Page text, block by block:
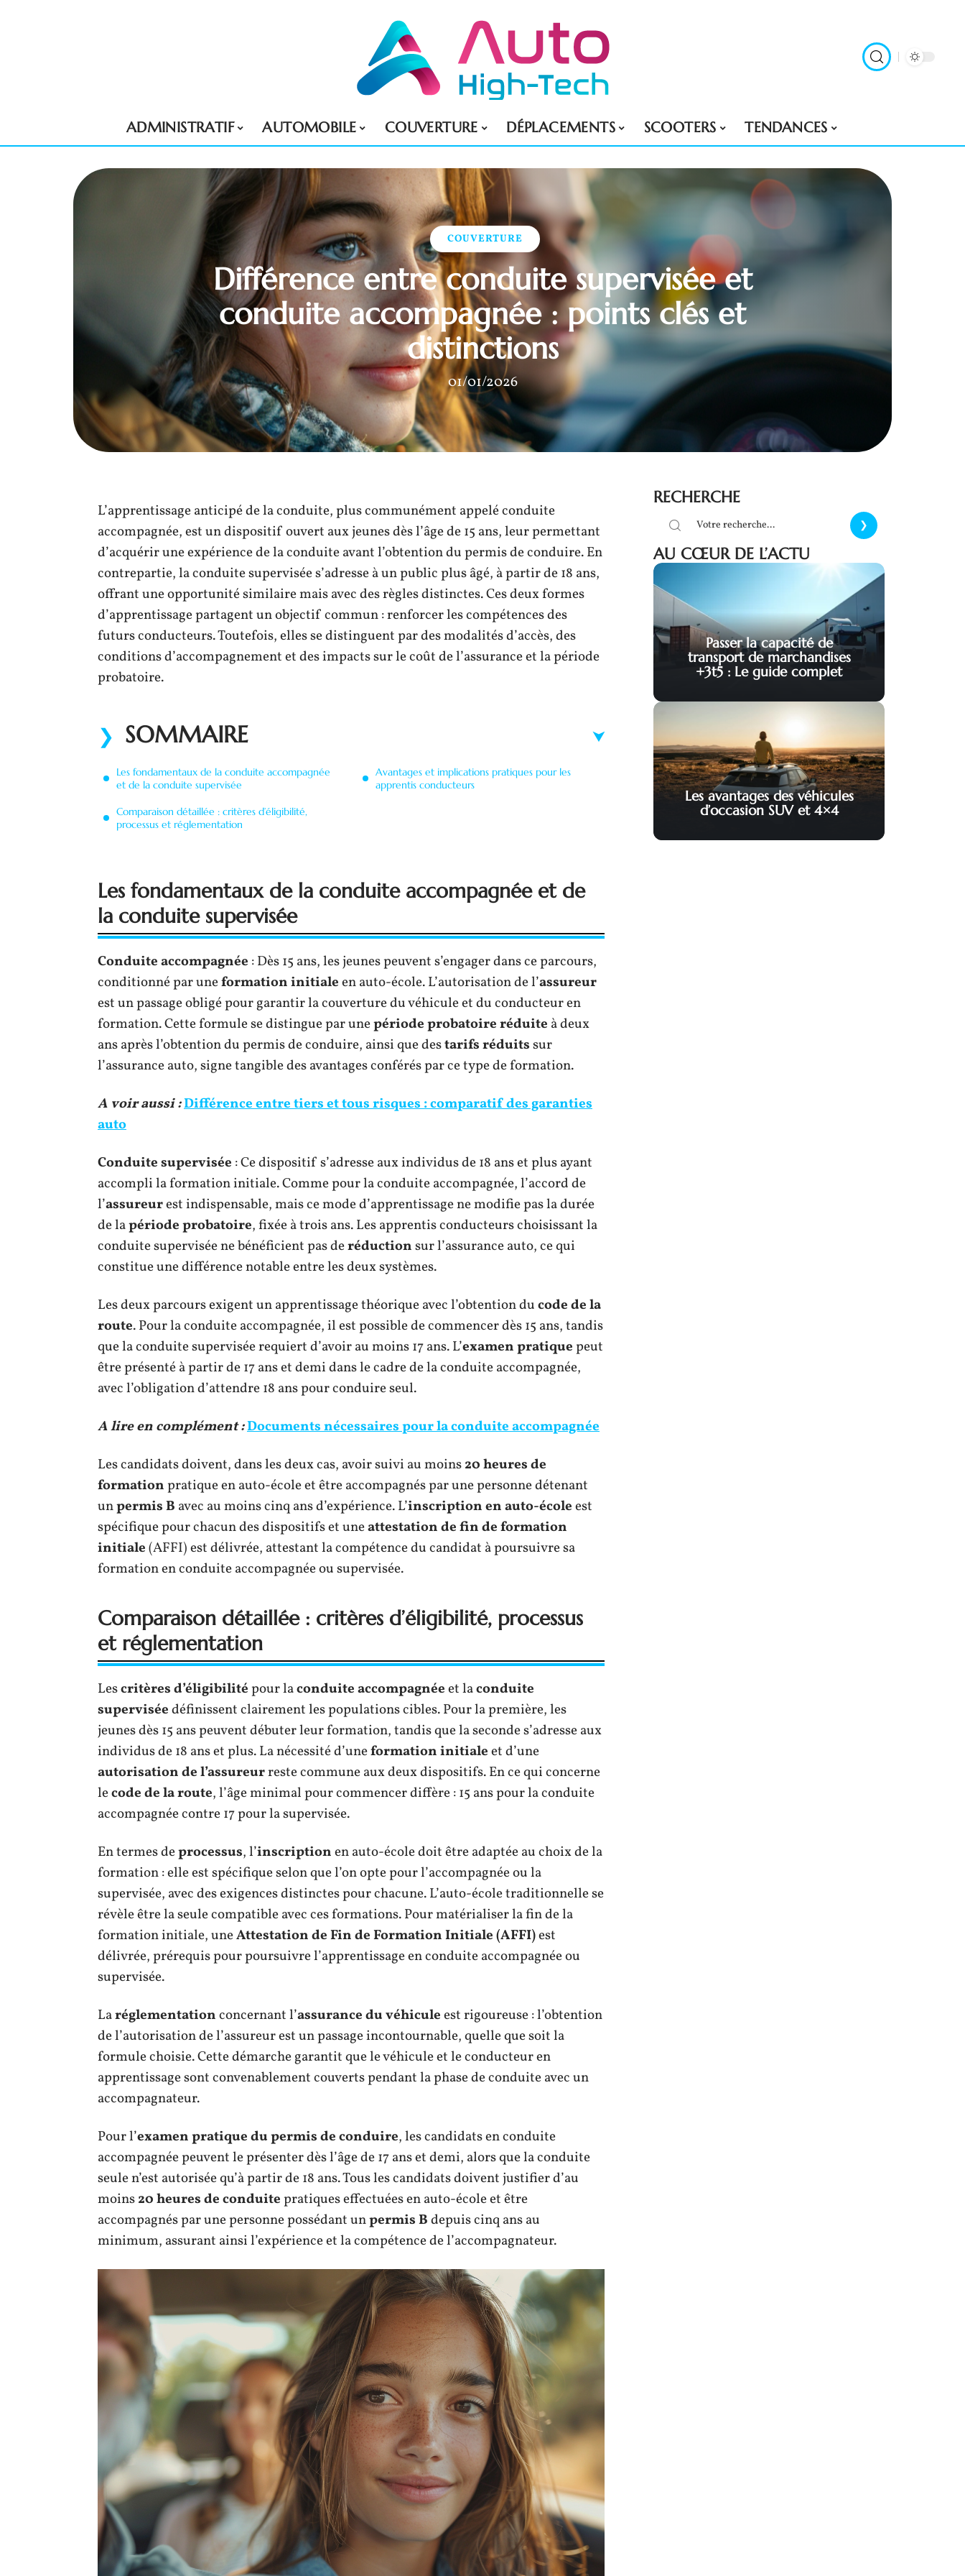
ADMINISTRATIF AUTOMOBILE COUVERTURE DÉPLACEMENTS SCOOTERS TENDANCES
COUVERTURE
Différence entre conduite supervisée et
conduite accompagnée : points clés et
distinctions
01/01/2026
L’apprentissage anticipé de la conduite, plus communément appelé conduite
accompagnée, est un dispositif ouvert aux jeunes dès l’âge de 15 ans, leur permettant
d’acquérir une expérience de la conduite avant l’obtention du permis de conduire. En
contrepartie, la conduite supervisée s’adresse à un public plus âgé, à partir de 18 ans,
offrant une opportunité similaire mais avec des règles distinctes. Ces deux formes
d’apprentissage partagent un objectif commun : renforcer les compétences des
futurs conducteurs. Toutefois, elles se distinguent par des modalités d’accès, des
conditions d’accompagnement et des impacts sur le coût de l’assurance et la période
probatoire.
SOMMAIRE
Les fondamentaux de la conduite accompagnée
et de la conduite supervisée
Comparaison détaillée : critères d’éligibilité,
processus et réglementation
Avantages et implications pratiques pour les
apprentis conducteurs
Les fondamentaux de la conduite accompagnée et de
la conduite supervisée
Conduite accompagnée : Dès 15 ans, les jeunes peuvent s’engager dans ce parcours,
conditionné par uneformation initialeen auto-école. L’autorisation de l’assureur
est un passage obligé pour garantir la couverture du véhicule et du conducteur en
formation. Cette formule se distingue par unepériode probatoire réduite à deux
ans après l’obtention du permis de conduire, ainsi que destarifs réduitssur
l’assurance auto, signe tangible des avantages conférés par ce type de formation.
A voir aussi :Différence entre tiers et tous risques : comparatif des garanties
auto
Conduite supervisée : Ce dispositif s’adresse aux individus de 18 ans et plus ayant
accompli la formation initiale. Comme pour la conduite accompagnée, l’accord de
l’assureurest indispensable, mais ce mode d’apprentissage ne modifie pas la durée
de lapériode probatoire, fixée à trois ans. Les apprentis conducteurs choisissant la
conduite supervisée ne bénéficient pas deréductionsur l’assurance auto, ce qui
constitue une différence notable entre les deux systèmes.
Les deux parcours exigent un apprentissage théorique avec l’obtention ducode de la
route. Pour la conduite accompagnée, il est possible de commencer dès 15 ans, tandis
que la conduite supervisée requiert d’avoir au moins 17 ans. L’examen pratiquepeut
être présenté à partir de 17 ans et demi dans le cadre de la conduite accompagnée,
avec l’obligation d’attendre 18 ans pour conduire seul.
A lire en complément :Documents nécessaires pour la conduite accompagnée
Les candidats doivent, dans les deux cas, avoir suivi au moins20 heures de
formationpratique en auto-école et être accompagnés par une personne détenant
unpermis B avec au moins cinq ans d’expérience. L’inscription en auto-écoleest
spécifique pour chacun des dispositifs et uneattestation de fin de formation
initiale(AFFI) est délivrée, attestant la compétence du candidat à poursuivre sa
formation en conduite accompagnée ou supervisée.
Comparaison détaillée : critères d’éligibilité, processus
et réglementation
Lescritères d’éligibilitépour laconduite accompagnéeet laconduite
superviséedéfinissent clairement les populations cibles. Pour la première, les
jeunes dès 15 ans peuvent débuter leur formation, tandis que la seconde s’adresse aux
individus de 18 ans et plus. La nécessité d’uneformation initialeet d’une
autorisation de l’assureurreste commune aux deux dispositifs. En ce qui concerne
lecode de la route, l’âge minimal pour commencer diffère : 15 ans pour la conduite
accompagnée contre 17 pour la supervisée.
En termes deprocessus, l’inscriptionen auto-école doit être adaptée au choix de la
formation : elle est spécifique selon que l’on opte pour l’accompagnée ou la
supervisée, avec des exigences distinctes pour chacune. L’auto-école traditionnelle se
révèle être la seule compatible avec ces formations. Pour matérialiser la fin de la
formation initiale, uneAttestation de Fin de Formation Initiale (AFFI)est
délivrée, prérequis pour poursuivre l’apprentissage en conduite accompagnée ou
supervisée.
Laréglementationconcernant l’assurance du véhiculeest rigoureuse : l’obtention
de l’autorisation de l’assureur est un passage incontournable, quelle que soit la
formule choisie. Cette démarche garantit que le véhicule et le conducteur en
apprentissage sont convenablement couverts pendant la phase de conduite avec un
accompagnateur.
Pour l’examen pratique du permis de conduire, les candidats en conduite
accompagnée peuvent le présenter dès l’âge de 17 ans et demi, alors que la conduite
seule n’est autorisée qu’à partir de 18 ans. Tous les candidats doivent justifier d’au
moins20 heures de conduitepratiques effectuées en auto-école et être
accompagnés par une personne possédant unpermis Bdepuis cinq ans au
minimum, assurant ainsi l’expérience et la compétence de l’accompagnateur.
RECHERCHE
AU CŒUR DE L’ACTU
Passer la capacité de
transport de marchandises
+3t5 : Le guide complet
Les avantages des véhicules
d’occasion SUV et 4×4